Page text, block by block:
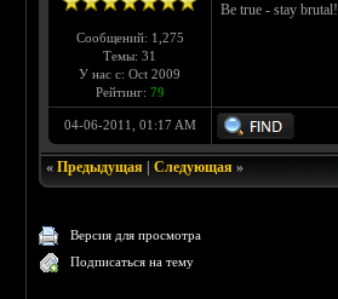
Сообщений: 1,275
Темы: 31
У нас с: Oct 2009
Рейтинг: 79
Be true - stay brutal!
04-06-2011, 01:17 AM
«Предыдущая |Следующая »
Версия для просмотра
Подписаться на тему